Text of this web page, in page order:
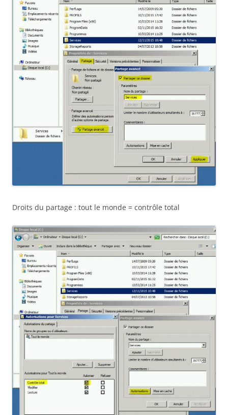
Droits du partage : tout le monde = contrôle total